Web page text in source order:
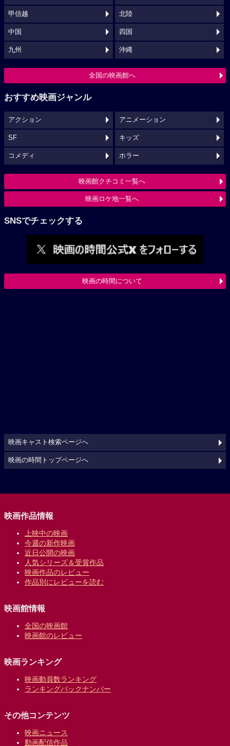
甲信越 北陸
中国 四国
九州 沖縄
全国の映画館へ
おすすめ映画ジャンル
アクション アニメーション
SF キッズ
コメディ ホラー
映画館クチコミ一覧へ
映画ロケ地一覧へ
SNSでチェックする
映画の時間について
映画キャスト検索ページへ
映画の時間トップページへ
映画作品情報
上映中の映画
今週の新作映画
近日公開の映画
人気シリーズ＆受賞作品
映画作品のレビュー
作品別にレビューを読む
映画館情報
全国の映画館
映画館のレビュー
映画ランキング
映画動員数ランキング
ランキングバックナンバー
その他コンテンツ
映画ニュース
動画配信作品